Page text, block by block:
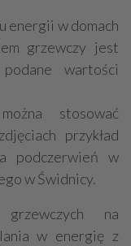
energii w domach
grzewczy jest
wartości
stosować
przykład
podczerwień w
w Świdnicy.
na
w energię z